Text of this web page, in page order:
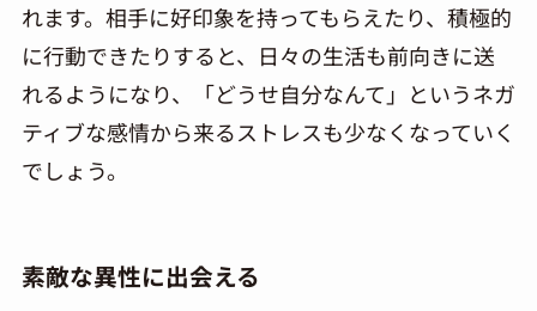
れます。相手に好印象を持ってもらえたり、積極的
に行動できたりすると、日々の生活も前向きに送
れるようになり、「どうせ自分なんて」というネガ
ティブな感情から来るストレスも少なくなっていく
でしょう。
素敵な異性に出会える